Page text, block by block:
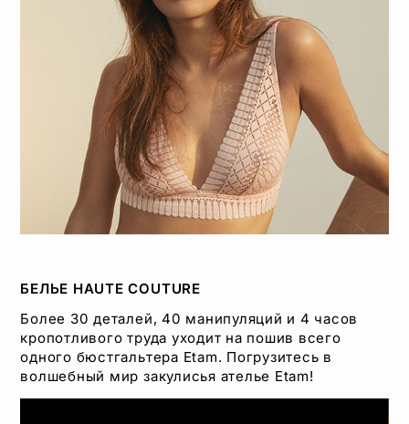
БЕЛЬЕ HAUTE COUTURE
Более 30 деталей, 40 манипуляций и 4 часов
кропотливого труда уходит на пошив всего
одного бюстгальтера Etam. Погрузитесь в
волшебный мир закулисья ателье Etam!